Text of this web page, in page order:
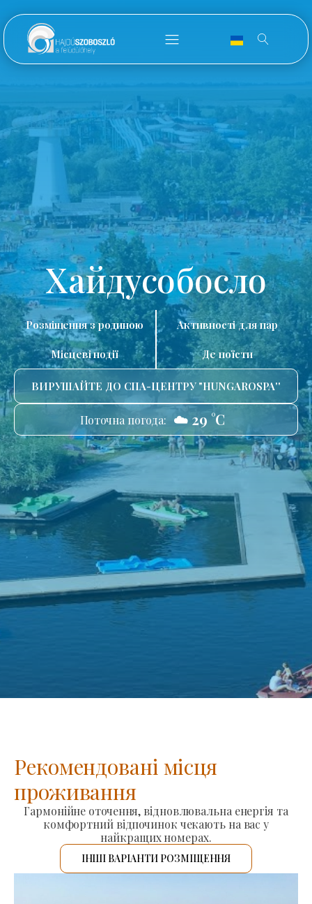
Хайдусобосло
Розміщення з родиною Активності для пар
Місцеві події Де поїсти
ВИРУШАЙТЕ ДО СПА-ЦЕНТРУ "HUNGAROSPA''
Поточна погода: ☁️ 29 °C
Рекомендовані місця
проживання
Гармонійне оточення, відновлювальна енергія та
комфортний відпочинок чекають на вас у
найкращих номерах.
ІНШІ ВАРІАНТИ РОЗМІЩЕННЯ